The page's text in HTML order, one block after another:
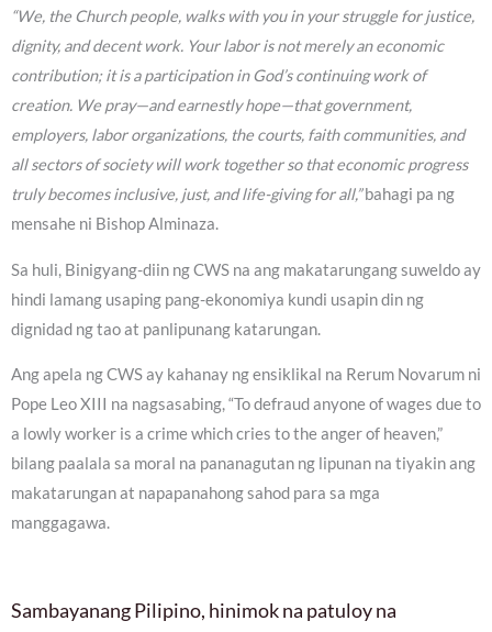
“We, the Church people, walks with you in your struggle for justice,
dignity, and decent work. Your labor is not merely an economic
contribution; it is a participation in God’s continuing work of
creation. We pray—and earnestly hope—that government,
employers, labor organizations, the courts, faith communities, and
all sectors of society will work together so that economic progress
truly becomes inclusive, just, and life-giving for all,”bahagi pa ng
mensahe ni Bishop Alminaza.
Sa huli, Binigyang-diin ng CWS na ang makatarungang suweldo ay
hindi lamang usaping pang-ekonomiya kundi usapin din ng
dignidad ng tao at panlipunang katarungan.
Ang apela ng CWS ay kahanay ng ensiklikal na Rerum Novarum ni
Pope Leo XIII na nagsasabing, “To defraud anyone of wages due to
a lowly worker is a crime which cries to the anger of heaven,”
bilang paalala sa moral na pananagutan ng lipunan na tiyakin ang
makatarungan at napapanahong sahod para sa mga
manggagawa.
Sambayanang Pilipino, hinimok na patuloy na